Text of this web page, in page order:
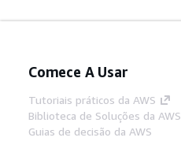
Comece A Usar
Tutoriais práticos da AWS
Biblioteca de Soluções da AWS
Guias de decisão da AWS